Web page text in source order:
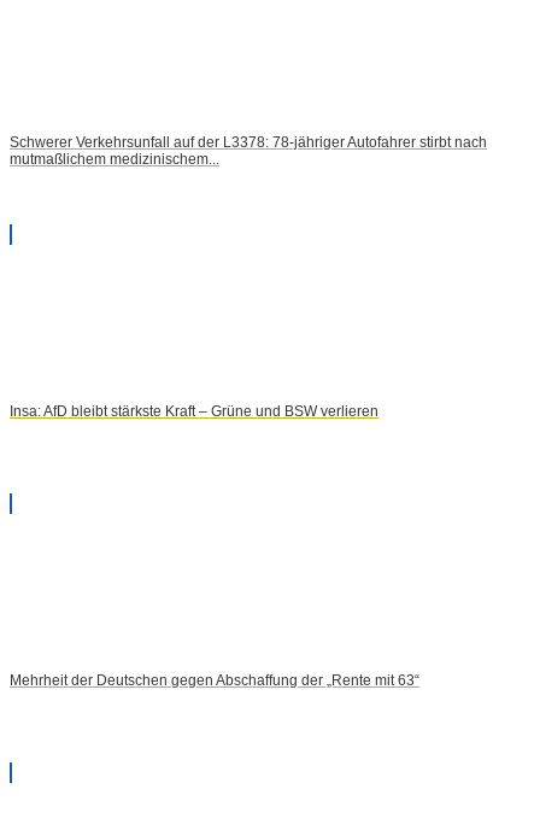
Schwerer Verkehrsunfall auf der L3378: 78-jähriger Autofahrer stirbt nach
mutmaßlichem medizinischem...
Insa: AfD bleibt stärkste Kraft – Grüne und BSW verlieren
Mehrheit der Deutschen gegen Abschaffung der „Rente mit 63“